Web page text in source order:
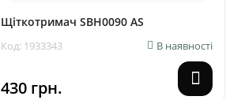
Щіткотримач SBH0090 AS
Код: 1933343 В наявності
430 грн.